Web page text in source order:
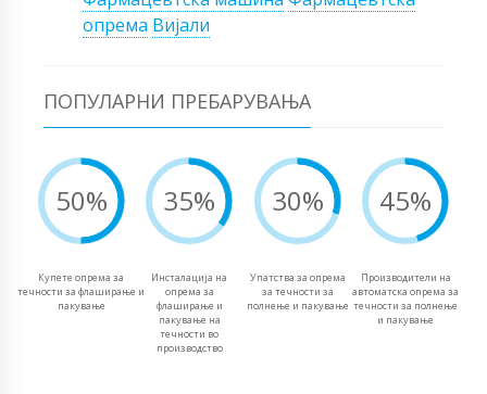
опрема Вијали
ПОПУЛАРНИ ПРЕБАРУВАЊА
50%
Купете опрема за
течности за флаширање и
пакување
35%
Инсталација на
опрема за
флаширање и
пакување на
течности во
производство
30%
Упатства за опрема
за течности за
полнење и пакување
45%
Производители на
автоматска опрема за
течности за полнење
и пакување